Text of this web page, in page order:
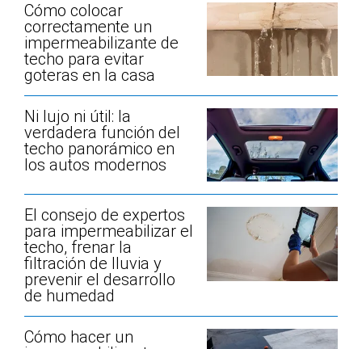
Cómo colocar
correctamente un
impermeabilizante de
techo para evitar
goteras en la casa
Ni lujo ni útil: la
verdadera función del
techo panorámico en
los autos modernos
El consejo de expertos
para impermeabilizar el
techo, frenar la
filtración de lluvia y
prevenir el desarrollo
de humedad
Cómo hacer un